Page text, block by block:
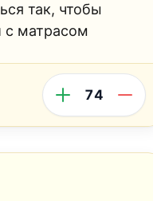
так, чтобы
с матрасом
74